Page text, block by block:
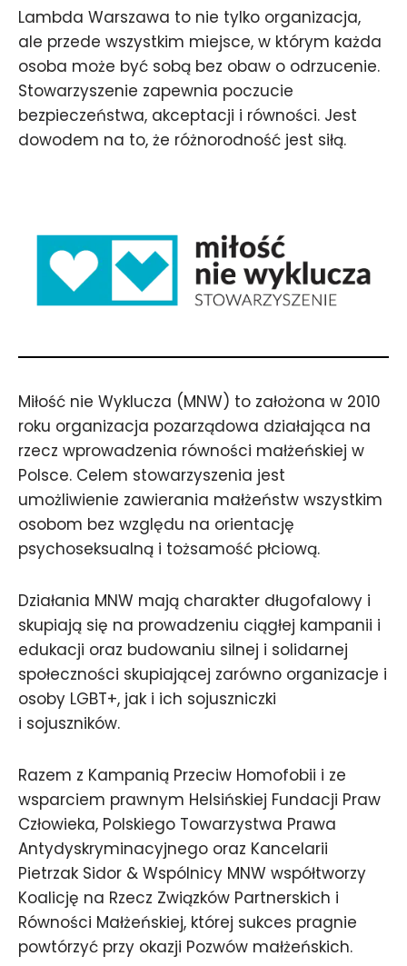
Lambda Warszawa to nie tylko organizacja,
ale przede wszystkim miejsce, w którym każda
osoba może być sobą bez obaw o odrzucenie.
Stowarzyszenie zapewnia poczucie
bezpieczeństwa, akceptacji i równości. Jest
dowodem na to, że różnorodność jest siłą.
Miłość nie Wyklucza (MNW) to założona w 2010
roku organizacja pozarządowa działająca na
rzecz wprowadzenia równości małżeńskiej w
Polsce. Celem stowarzyszenia jest
umożliwienie zawierania małżeństw wszystkim
osobom bez względu na orientację
psychoseksualną i tożsamość płciową.
Działania MNW mają charakter długofalowy i
skupiają się na prowadzeniu ciągłej kampanii i
edukacji oraz budowaniu silnej i solidarnej
społeczności skupiającej zarówno organizacje i
osoby LGBT+, jak i ich sojuszniczki
i sojuszników.
Razem z Kampanią Przeciw Homofobii i ze
wsparciem prawnym Helsińskiej Fundacji Praw
Człowieka, Polskiego Towarzystwa Prawa
Antydyskryminacyjnego oraz Kancelarii
Pietrzak Sidor & Wspólnicy MNW współtworzy
Koalicję na Rzecz Związków Partnerskich i
Równości Małżeńskiej, której sukces pragnie
powtórzyć przy okazji Pozwów małżeńskich.